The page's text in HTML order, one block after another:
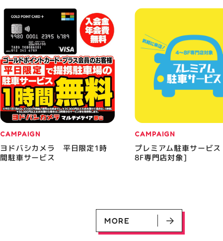
CAMPAIGN
ヨドバシカメラ 平日限定1時
間駐車サービス
CAMPAIGN
プレミアム駐車サービ
8F専門店対象]
MORE